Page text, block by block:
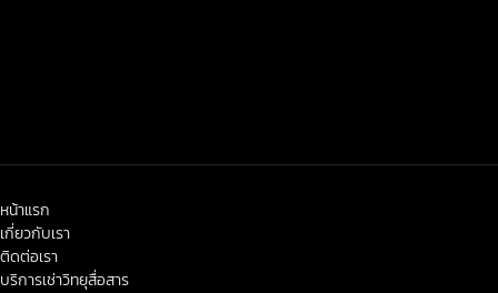
หน้าแรก
เกี่ยวกับเรา
ติดต่อเรา
บริการเช่าวิทยุสื่อสาร